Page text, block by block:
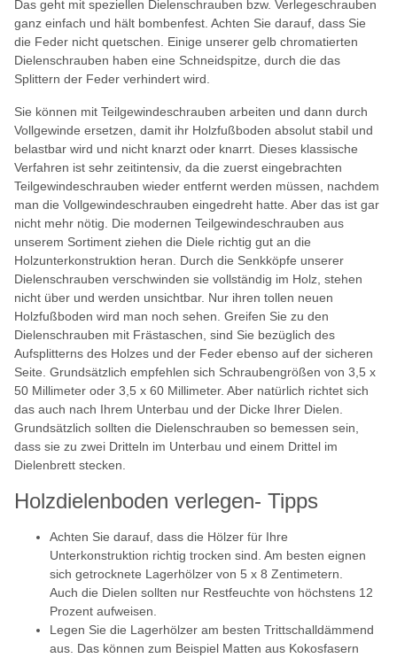
Das geht mit speziellen Dielenschrauben bzw. Verlegeschrauben
ganz einfach und hält bombenfest. Achten Sie darauf, dass Sie
die Feder nicht quetschen. Einige unserer gelb chromatierten
Dielenschrauben haben eine Schneidspitze, durch die das
Splittern der Feder verhindert wird.
Sie können mit Teilgewindeschrauben arbeiten und dann durch
Vollgewinde ersetzen, damit ihr Holzfußboden absolut stabil und
belastbar wird und nicht knarzt oder knarrt. Dieses klassische
Verfahren ist sehr zeitintensiv, da die zuerst eingebrachten
Teilgewindeschrauben wieder entfernt werden müssen, nachdem
man die Vollgewindeschrauben eingedreht hatte. Aber das ist gar
nicht mehr nötig. Die modernen Teilgewindeschrauben aus
unserem Sortiment ziehen die Diele richtig gut an die
Holzunterkonstruktion heran. Durch die Senkköpfe unserer
Dielenschrauben verschwinden sie vollständig im Holz, stehen
nicht über und werden unsichtbar. Nur ihren tollen neuen
Holzfußboden wird man noch sehen. Greifen Sie zu den
Dielenschrauben mit Frästaschen, sind Sie bezüglich des
Aufsplitterns des Holzes und der Feder ebenso auf der sicheren
Seite. Grundsätzlich empfehlen sich Schraubengrößen von 3,5 x
50 Millimeter oder 3,5 x 60 Millimeter. Aber natürlich richtet sich
das auch nach Ihrem Unterbau und der Dicke Ihrer Dielen.
Grundsätzlich sollten die Dielenschrauben so bemessen sein,
dass sie zu zwei Dritteln im Unterbau und einem Drittel im
Dielenbrett stecken.
Holzdielenboden verlegen- Tipps
Achten Sie darauf, dass die Hölzer für Ihre
Unterkonstruktion richtig trocken sind. Am besten eignen
sich getrocknete Lagerhölzer von 5 x 8 Zentimetern.
Auch die Dielen sollten nur Restfeuchte von höchstens 12
Prozent aufweisen.
Legen Sie die Lagerhölzer am besten Trittschalldämmend
aus. Das können zum Beispiel Matten aus Kokosfasern